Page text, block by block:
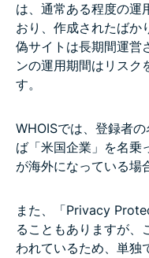
は、通常ある程度の運
おり、作成されたばか
偽サイトは長期間運営
ンの運用期間はリスク
す。
WHOISでは、登録者
ば「米国企業」を名乗
が海外になっている場
また、「Privacy
ることもありますが、
われているため、単独